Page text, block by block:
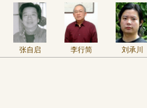
张自启 李行简 刘承川